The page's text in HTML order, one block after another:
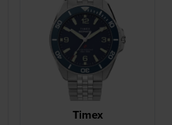
Timex